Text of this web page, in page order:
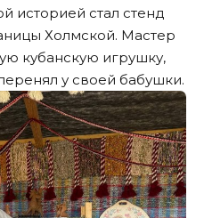
историей стал стенд
Холмской. Мастер
кубанскую игрушку,
у своей бабушки.